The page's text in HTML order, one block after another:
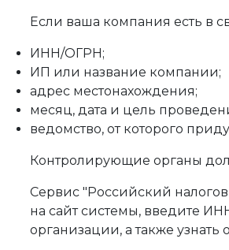
Если ваша компания есть в
ИНН/ОГРН;
ИП или название компании;
адрес местонахождения;
месяц, дата и цель
ведомство, от которого
Контролирующие органы
Сервис "Российский
на сайт системы, введите
организации, а также